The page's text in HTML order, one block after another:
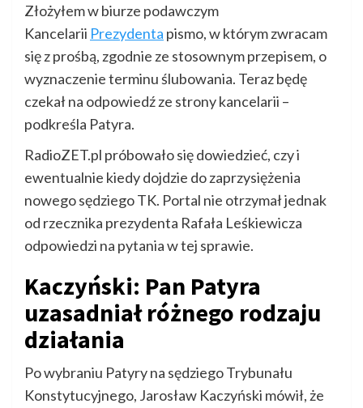
Złożyłem w biurze podawczym
Kancelarii Prezydenta pismo, w którym zwracam
się z prośbą, zgodnie ze stosownym przepisem, o
wyznaczenie terminu ślubowania. Teraz będę
czekał na odpowiedź ze strony kancelarii –
podkreśla Patyra.
RadioZET.pl próbowało się dowiedzieć, czy i
ewentualnie kiedy dojdzie do zaprzysiężenia
nowego sędziego TK. Portal nie otrzymał jednak
od rzecznika prezydenta Rafała Leśkiewicza
odpowiedzi na pytania w tej sprawie.
Kaczyński: Pan Patyra
uzasadniał różnego rodzaju
działania
Po wybraniu Patyry na sędziego Trybunału
Konstytucyjnego, Jarosław Kaczyński mówił, że